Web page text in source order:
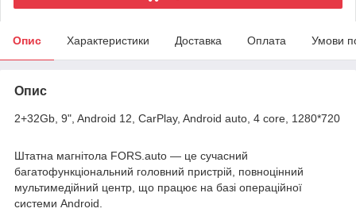
Опис Характеристики Доставка Оплата Умови
Опис
2+32Gb, 9", Android 12, CarPlay, Android auto, 4 core, 1280*720
Штатна магнітола FORS.auto — це сучасний
багатофункціональний головний пристрій, повноцінний
мультимедійний центр, що працює на базі операційної
системи Android.